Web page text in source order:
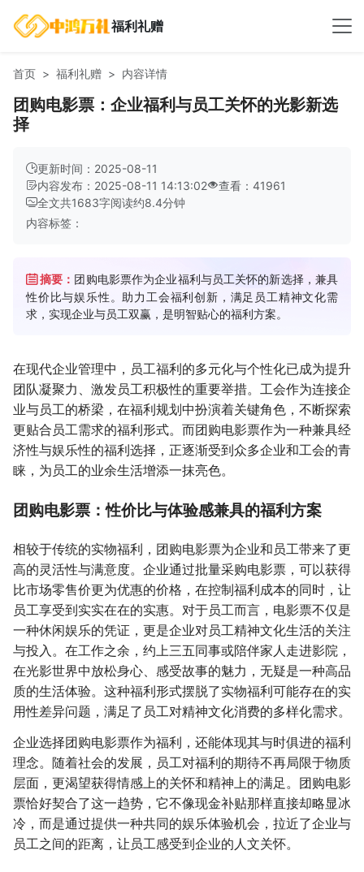
福利礼赠
首页 福利礼赠 内容详情
团购电影票：企业福利与员工关怀的光影新选
择
更新时间：2025-08-11
内容发布：2025-08-11 14:13:02
查看：41961
全文共1683字阅读约8.4分钟
内容标签：
摘要： 团购电影票作为企业福利与员工关怀的新选择，兼具
性价比与娱乐性。助力工会福利创新，满足员工精神文化需
求，实现企业与员工双赢，是明智贴心的福利方案。
在现代企业管理中，员工福利的多元化与个性化已成为提升
团队凝聚力、激发员工积极性的重要举措。工会作为连接企
业与员工的桥梁，在福利规划中扮演着关键角色，不断探索
更贴合员工需求的福利形式。而团购电影票作为一种兼具经
济性与娱乐性的福利选择，正逐渐受到众多企业和工会的青
睐，为员工的业余生活增添一抹亮色。
团购电影票：性价比与体验感兼具的福利方案
相较于传统的实物福利，团购电影票为企业和员工带来了更
高的灵活性与满意度。企业通过批量采购电影票，可以获得
比市场零售价更为优惠的价格，在控制福利成本的同时，让
员工享受到实实在在的实惠。对于员工而言，电影票不仅是
一种休闲娱乐的凭证，更是企业对员工精神文化生活的关注
与投入。在工作之余，约上三五同事或陪伴家人走进影院，
在光影世界中放松身心、感受故事的魅力，无疑是一种高品
质的生活体验。这种福利形式摆脱了实物福利可能存在的实
用性差异问题，满足了员工对精神文化消费的多样化需求。
企业选择团购电影票作为福利，还能体现其与时俱进的福利
理念。随着社会的发展，员工对福利的期待不再局限于物质
层面，更渴望获得情感上的关怀和精神上的满足。团购电影
票恰好契合了这一趋势，它不像现金补贴那样直接却略显冰
冷，而是通过提供一种共同的娱乐体验机会，拉近了企业与
员工之间的距离，让员工感受到企业的人文关怀。